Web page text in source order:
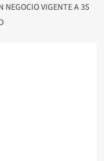
NEGOCIO VIGENTE A 35